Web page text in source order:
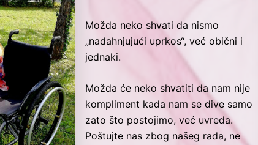
Možda neko shvati da nismo
„nadahnjujući uprkos“, već obični i
jednaki.
Možda će neko shvatiti da nam nije
kompliment kada nam se dive samo
zato što postojimo, već uvreda.
Poštujte nas zbog našeg rada, ne